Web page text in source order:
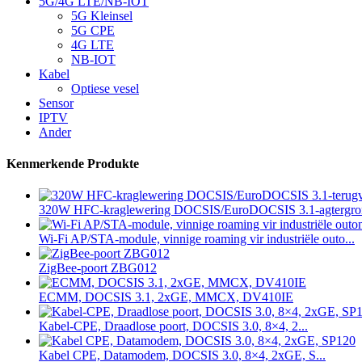
5G Kleinsel
5G CPE
4G LTE
NB-IOT
Kabel
Optiese vesel
Sensor
IPTV
Ander
Kenmerkende Produkte
320W HFC-kraglewering DOCSIS/EuroDOCSIS 3.1-
Wi-Fi AP/STA-module, vinnige roaming vir industriële outo...
ZigBee-poort ZBG012
ECMM, DOCSIS 3.1, 2xGE, MMCX, DV410IE
Kabel-CPE, Draadlose poort, DOCSIS 3.0, 8×4, 2...
Kabel CPE, Datamodem, DOCSIS 3.0, 8×4, 2xGE, S...